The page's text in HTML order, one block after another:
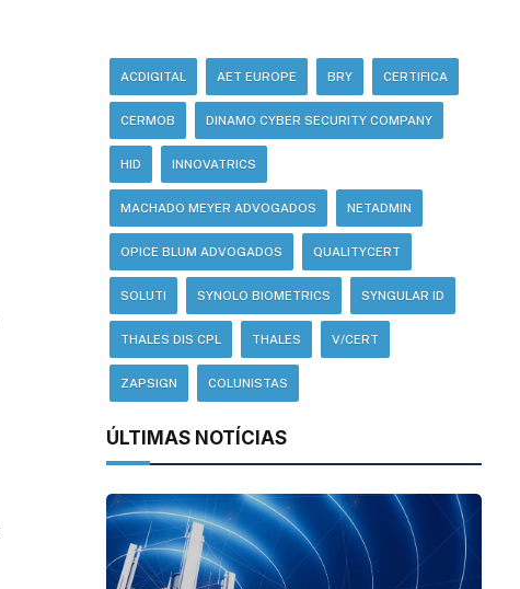
ACDIGITAL AET EUROPE BRY CERTIFICA
CERMOB DINAMO CYBER SECURITY COMPANY
HID INNOVATRICS
MACHADO MEYER ADVOGADOS NETADMIN
OPICE BLUM ADVOGADOS QUALITYCERT
SOLUTI SYNOLO BIOMETRICS SYNGULAR ID
THALES DIS CPL THALES V/CERT
ZAPSIGN COLUNISTAS
ÚLTIMAS NOTÍCIAS